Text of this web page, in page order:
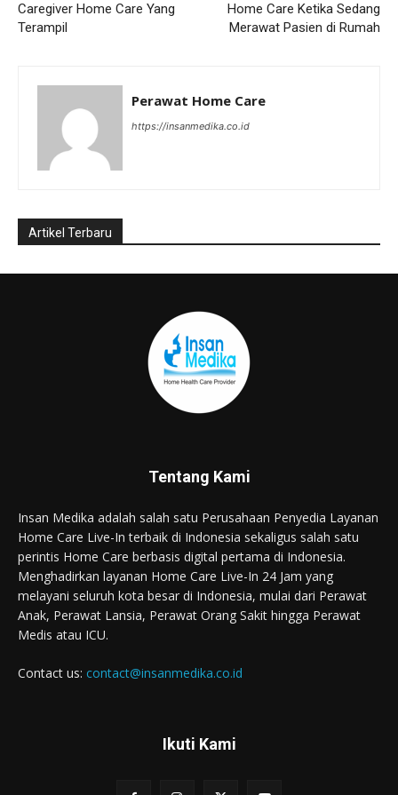
Caregiver Home Care Yang
Terampil
Home Care Ketika Sedang
Merawat Pasien di Rumah
Perawat Home Care
https://insanmedika.co.id
Artikel Terbaru
Tentang Kami
Insan Medika adalah salah satu Perusahaan Penyedia Layanan
Home Care Live-In terbaik di Indonesia sekaligus salah satu
perintis Home Care berbasis digital pertama di Indonesia.
Menghadirkan layanan Home Care Live-In 24 Jam yang
melayani seluruh kota besar di Indonesia, mulai dari Perawat
Anak, Perawat Lansia, Perawat Orang Sakit hingga Perawat
Medis atau ICU.
Contact us: contact@insanmedika.co.id
Ikuti Kami